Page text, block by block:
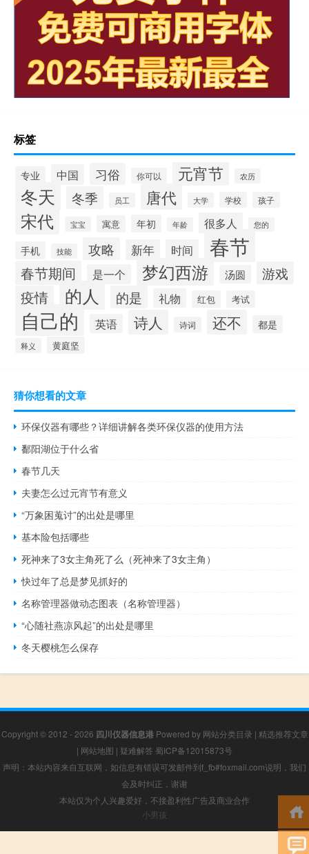
标签
专业 中国 习俗 你可以 元宵节 农历
冬天 冬季 员工 唐代 大学 学校 孩子
宋代 宝宝 寓意 年初 年龄 很多人 您的
手机 技能 攻略 新年 时间 春节
春节期间 是一个 梦幻西游 汤圆 游戏
疫情 的人 的是 礼物 红包 考试
自己的 英语 诗人 诗词 还不 都是
释义 黄庭坚
猜你想看的文章
环保仪器有哪些？详细讲解各类环保仪器的使用方法
鄱阳湖位于什么省
春节几天
夫妻怎么过元宵节有意义
“万象困蒐讨”的出处是哪里
基本险包括哪些
死神来了3女主角死了么（死神来了3女主角）
快过年了总是梦见抓好的
名称管理器做动态图表（名称管理器）
“心随社燕凉风起”的出处是哪里
冬天樱桃怎么保存
Copyright © 2012 - 2026 四川仪器信息港Powered by 网站分类目录 | 精选推荐文章
| 网站地图 | 疑难解答 蜀ICP备12015873号
声明：本站内容来自互联网，如信息有错误可发邮件到f_fb#foxmail.com说明，我们
会及时纠正，谢谢
本站仅为个人兴趣爱好，不接盈利性广告及商业合作
小男孩